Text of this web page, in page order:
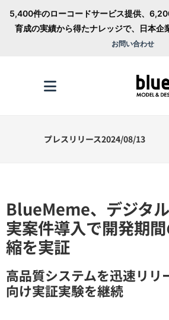
5,400件のローコードサービス提供、
育成の実績から得たナレッジで、日本企
お問い合わせ
プレスリリース2024/08/13
BlueMeme、デジタ
実案件導入で開発期
縮を実証
高品質システムを迅速リリ
向け実証実験を継続